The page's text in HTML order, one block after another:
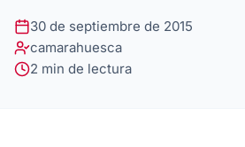
30 de septiembre de 2015
camarahuesca
2 min de lectura